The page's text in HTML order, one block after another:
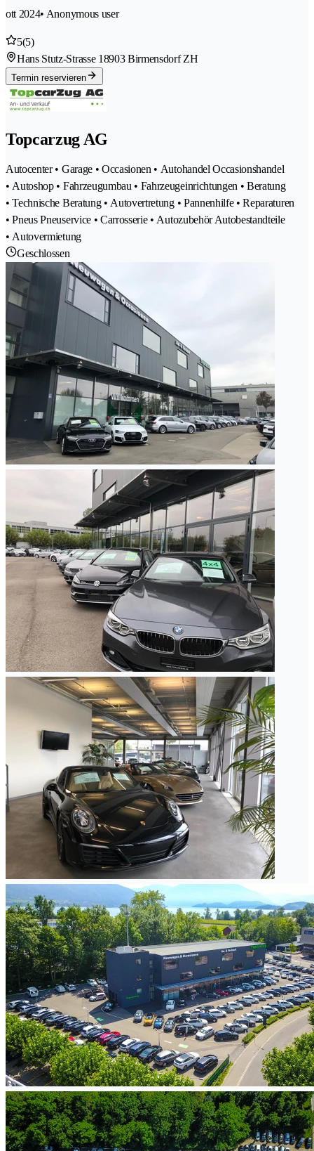
ott 2024• Anonymous user
5(5)
Hans Stutz-Strasse 18903 Birmensdorf ZH
Termin reservieren
Topcarzug AG
Autocenter • Garage • Occasionen • Autohandel Occasionshandel
• Autoshop • Fahrzeugumbau • Fahrzeugeinrichtungen • Beratung
• Technische Beratung • Autovertretung • Pannenhilfe • Reparaturen
• Pneus Pneuservice • Carrosserie • Autozubehör Autobestandteile
• Autovermietung
Geschlossen